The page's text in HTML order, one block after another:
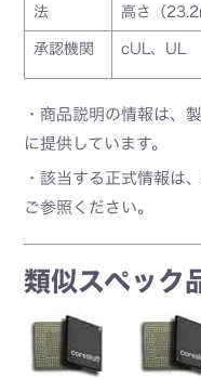
法
高さ（
承認機関 cUL、UL
・商品説明の情報は、
に提供しています。
・該当する正式情報は
ご参照ください。
類似スペック